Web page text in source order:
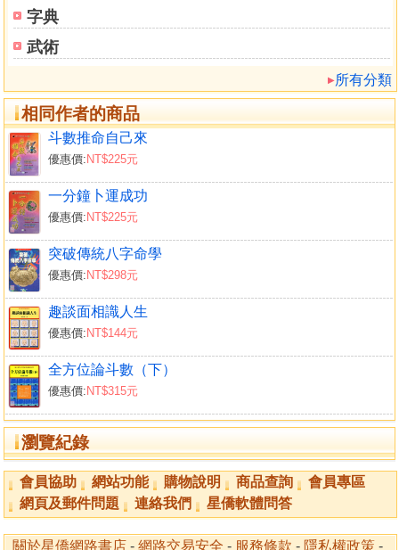
字典
武術
所有分類
相同作者的商品
斗數推命自己來
優惠價: NT$225元
一分鐘卜運成功
優惠價: NT$225元
突破傳統八字命學
優惠價: NT$298元
趣談面相識人生
優惠價: NT$144元
全方位論斗數（下）
優惠價: NT$315元
瀏覽紀錄
會員協助 網站功能 購物說明 商品查詢
會員專區
網頁及郵件問題
連絡我們 星僑軟體問答
關於星僑網路書店 - 網路交易安全 - 服務條款 - 隱私權政策 -